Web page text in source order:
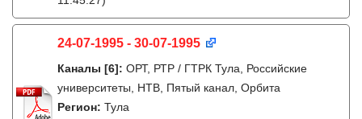
24-07-1995 - 30-07-1995
Каналы [6]: ОРТ, РТР / ГТРК Тула, Российские
университеты, НТВ, Пятый канал, Орбита
Регион: Тула